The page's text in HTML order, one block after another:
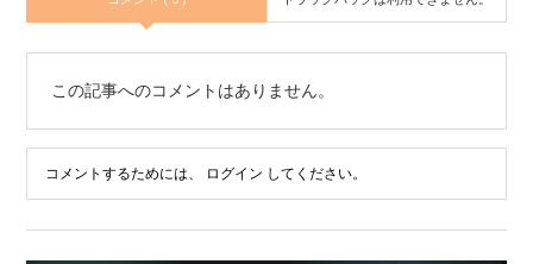
この記事へのコメントはありません。
コメントするためには、 ログイン してください。